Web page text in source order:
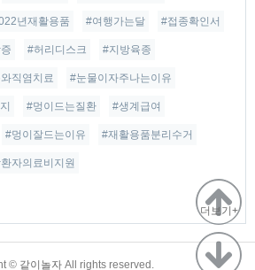
년재활용품 #여행가는달 #접종확인서
#허리디스크 #지방육종
직염치료 #눈물이자주나는이유
#멍이드는질환 #생계급여
#멍이잘드는이유 #재활용품분리수거
자의료비지원
더보기+
© 같이놀자 All rights reserved.